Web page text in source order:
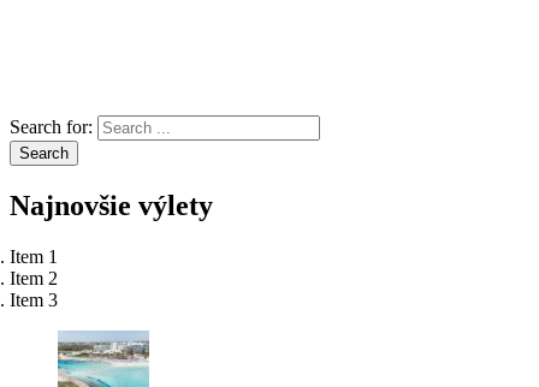
Search for:
Search
Najnovšie výlety
Item 1
Item 2
Item 3